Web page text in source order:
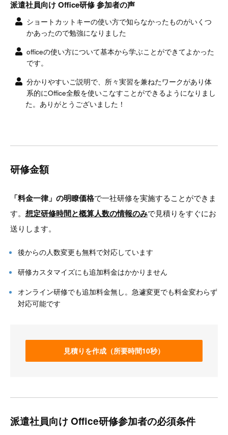
派遣社員向け Office研修 参加者の声
ショートカットキーの使い方で知らなかったものがいくつ
かあったので勉強になりました
officeの使い方について基本から学ぶことができてよかった
です。
分かりやすいご説明で、所々実習を兼ねたワークがあり体
系的にOffice全般を使いこなすことができるようになりまし
た。ありがとうございました！
研修金額
「料金一律」の明瞭価格で一社研修を実施することができま
す。 想定研修時間と概算人数の情報のみで見積りをすぐにお
送りします。
後からの人数変更も無料で対応しています
研修カスタマイズにも追加料金はかかりません
オンライン研修でも追加料金無し。急遽変更でも料金変わらず
対応可能です
見積りを作成（所要時間10秒）
派遣社員向け Office研修参加者の必須条件